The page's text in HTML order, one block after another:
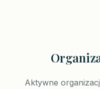
Aktywne